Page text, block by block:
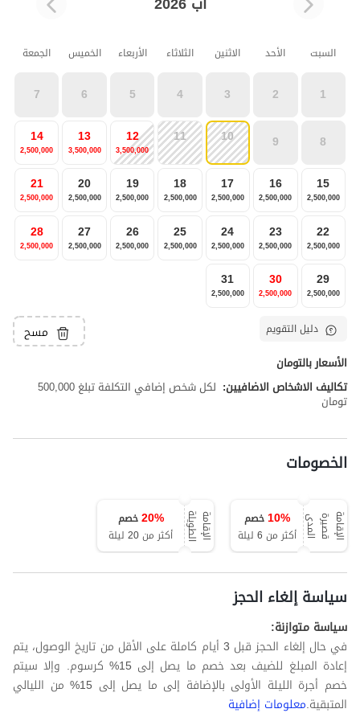
السبت الأحد الاثنين الثلاثاء الأربعاء الخميس الجمعة
1
2
3
4
5
6
7
8
9
10
11
12
3,500,000
13
3,500,000
14
2,500,000
15
2,500,000
16
2,500,000
17
2,500,000
18
2,500,000
19
2,500,000
20
2,500,000
21
2,500,000
22
2,500,000
23
2,500,000
24
2,500,000
25
2,500,000
26
2,500,000
27
2,500,000
28
2,500,000
29
2,500,000
30
2,500,000
31
2,500,000
دليل التقويم مسح
الأسعار بالتومان
تكاليف الاشخاص الاضافيين:
لكل شخص إضافي التكلفة تبلغ 500,000
تومان
الخصومات
ا
ل
إ
ق
ا
م
ة
ق
ص
ي
ر
ة
ا
ل
م
د ى 10%
خصم
أكثر من 6 ليلة
ا
ل
إ
ق
ا
م
ة
ا
ل
ط
و
ي
لة 20%
خصم
أكثر من 20 ليلة
سياسة إلغاء الحجز
سياسة متوازنة:
في حال إلغاء الحجز قبل 3 أيام كاملة على الأقل من تاريخ الوصول، يتم
إعادة المبلغ للضيف بعد خصم ما يصل إلى 15% كرسوم. وإلا سيتم
خصم أجرة الليلة الأولى بالإضافة إلى ما يصل إلى 15% من الليالي
المتبقية.معلومات إضافية